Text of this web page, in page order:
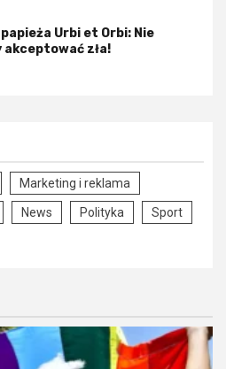
Urbi et Orbi: Nie
akceptować zła!
Marketing i reklama
News Polityka Sport